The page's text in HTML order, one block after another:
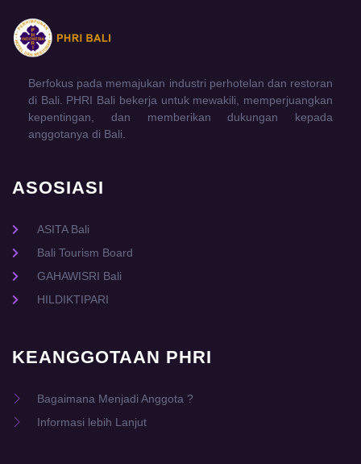
Berfokus pada memajukan industri perhotelan dan restoran
di Bali. PHRI Bali bekerja untuk mewakili, memperjuangkan
kepentingan, dan memberikan dukungan kepada
anggotanya di Bali.
ASOSIASI
ASITA Bali
Bali Tourism Board
GAHAWISRI Bali
HILDIKTIPARI
KEANGGOTAAN PHRI
Bagaimana Menjadi Anggota ?
Informasi lebih Lanjut